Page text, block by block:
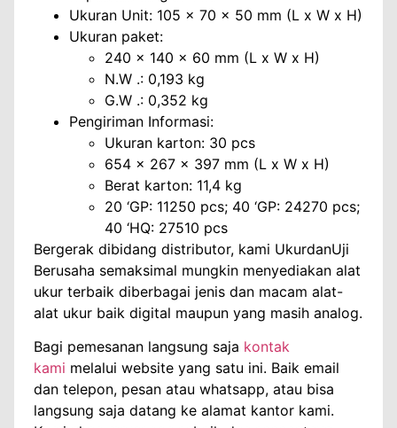
Ukuran Unit: 105 x 70 x 50 mm (L x W x H)
Ukuran paket:
240 x 140 x 60 mm (L x W x H)
N.W .: 0,193 kg
G.W .: 0,352 kg
Pengiriman Informasi:
Ukuran karton: 30 pcs
654 x 267 x 397 mm (L x W x H)
Berat karton: 11,4 kg
20 ‘GP: 11250 pcs; 40 ‘GP: 24270 pcs;
40 ‘HQ: 27510 pcs
Bergerak dibidang distributor, kami UkurdanUji
Berusaha semaksimal mungkin menyediakan alat
ukur terbaik diberbagai jenis dan macam alat-
alat ukur baik digital maupun yang masih analog.
Bagi pemesanan langsung saja kontak
kami melalui website yang satu ini. Baik email
dan telepon, pesan atau whatsapp, atau bisa
langsung saja datang ke alamat kantor kami.